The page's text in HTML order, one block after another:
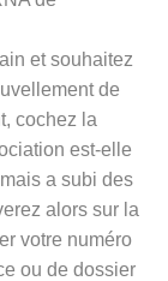
et souhaitez
de
cochez la
est-elle
a subi des
alors sur la
votre numéro
ou de dossier